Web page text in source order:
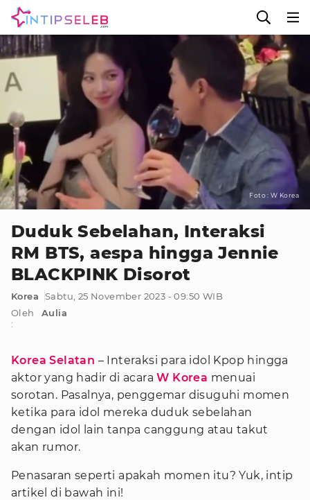
Foto : W Korea
Duduk Sebelahan, Interaksi
RM BTS, aespa hingga Jennie
BLACKPINK Disorot
Korea
Sabtu, 25 November 2023 - 09:50 WIB
Oleh
:
Aulia
Korea Selatan – Interaksi para idol Kpop hingga
aktor yang hadir di acaraW Korea menuai
sorotan. Pasalnya, penggemar disuguhi momen
ketika para idol mereka duduk sebelahan
dengan idol lain tanpa canggung atau takut
akan rumor.
Penasaran seperti apakah momen itu? Yuk, intip
artikel di bawah ini!